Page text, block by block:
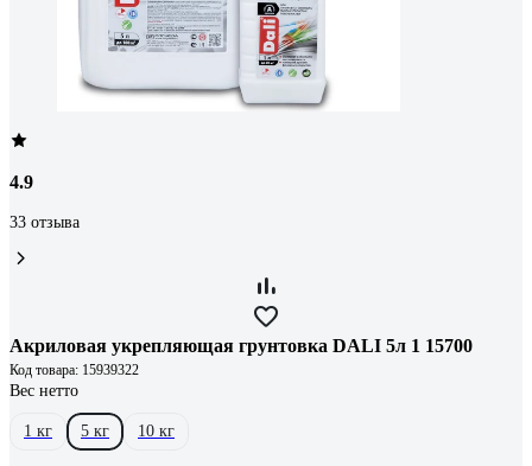
4.9
33 отзыва
Акриловая укрепляющая грунтовка DALI 5л 1 15700
Код товара: 15939322
Вес нетто
1 кг 5 кг 10 кг